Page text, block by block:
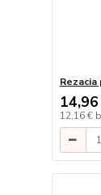
12,16 €